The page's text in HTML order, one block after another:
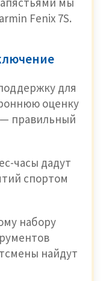
Fenix ​​7S.
для
оценку
— правильный
часы дадут
спортом
набору
найдут